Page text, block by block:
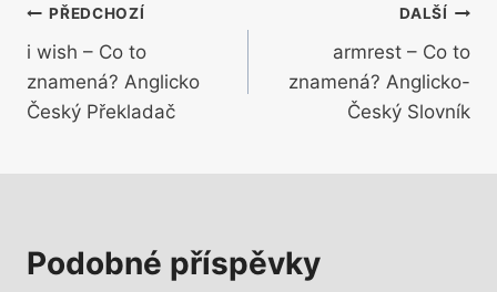
Navigace
pro
příspěvek
PŘEDCHOZÍ
i wish – Co to
znamená? Anglicko
Český Překladač
DALŠÍ
armrest – Co to
znamená? Anglicko-
Český Slovník
Podobné příspěvky